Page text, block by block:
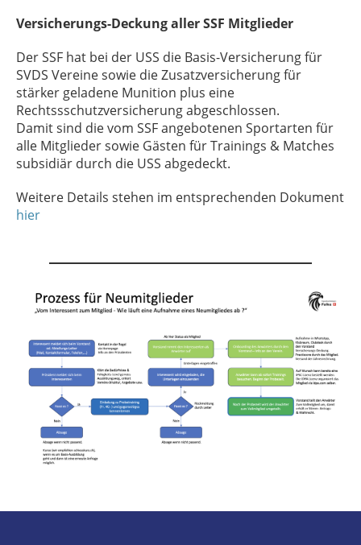
Versicherungs-Deckung aller SSF Mitglieder
Der SSF hat bei der USS die Basis-Versicherung für
SVDS Vereine sowie die Zusatzversicherung für
stärker geladene Munition plus eine
Rechtssschutzversicherung abgeschlossen.
Damit sind die vom SSF angebotenen Sportarten für
alle Mitglieder sowie Gästen für Trainings & Matches
subsidiär durch die USS abgedeckt.
Weitere Details stehen im entsprechenden Dokument
hier